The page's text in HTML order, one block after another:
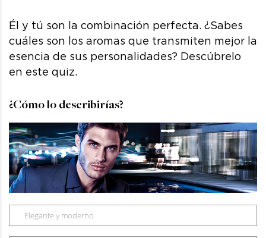
Él y tú son la combinación perfecta. ¿Sabes
cuáles son los aromas que transmiten mejor la
esencia de sus personalidades? Descúbrelo
en este quiz.
¿Cómo lo describirías?
Elegante y moderno